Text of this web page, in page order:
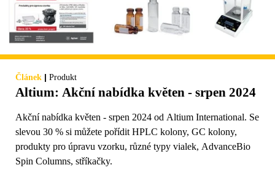
Článek | Produkt
Altium: Akční nabídka květen - srpen 2024
Akční nabídka květen - srpen 2024 od Altium International. Se
slevou 30 % si můžete pořídit HPLC kolony, GC kolony,
produkty pro úpravu vzorku, různé typy vialek, AdvanceBio
Spin Columns, stříkačky.